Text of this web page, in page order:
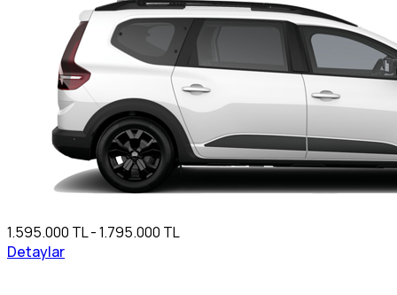
1.595.000 TL - 1.795.000 TL
Detaylar